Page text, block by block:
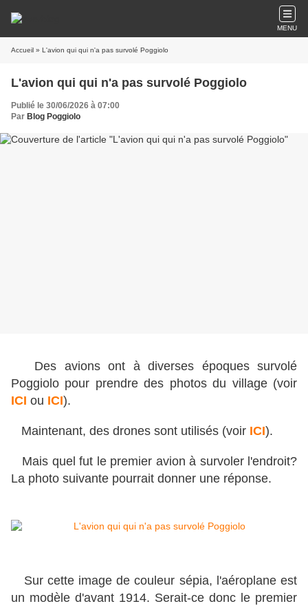
MENU
Accueil » L'avion qui qui n'a pas survolé Poggiolo
L'avion qui qui n'a pas survolé Poggiolo
Publié le 30/06/2026 à 07:00
Par Blog Poggiolo
Des avions ont à diverses époques survolé
Poggiolo pour prendre des photos du village (voir
ICI ou ICI).
Maintenant, des drones sont utilisés (voir ICI).
Mais quel fut le premier avion à survoler l'endroit?
La photo suivante pourrait donner une réponse.
Sur cette image de couleur sépia, l'aéroplane est
un modèle d'avant 1914. Serait-ce donc le premier